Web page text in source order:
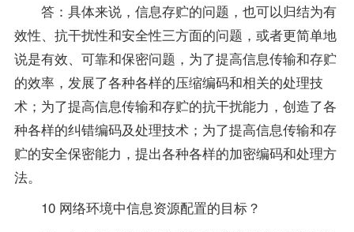
答：具体来说，信息存贮的问题，也可以归结为有
效性、抗干扰性和安全性三方面的问题，或者更简单地
说是有效、可靠和保密问题，为了提高信息传输和存贮
的效率，发展了各种各样的压缩编码和相关的处理技
术；为了提高信息传输和存贮的抗干扰能力，创造了各
种各样的纠错编码及处理技术；为了提高信息传输和存
贮的安全保密能力，提出各种各样的加密编码和处理方
法。
10 网络环境中信息资源配置的目标？